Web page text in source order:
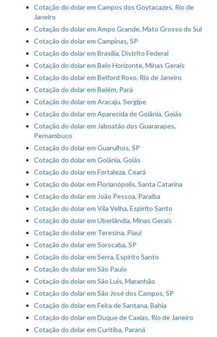
Cotação do dolar em Campos dos Goytacazes, Rio de
Janeiro
Cotação do dolar em Ampo Grande, Mato Grosso do Sul
Cotação do dolar em Campinas, SP
Cotação do dolar em Brasília, Distrito Federal
Cotação do dolar em Belo Horizonte, Minas Gerais
Cotação do dolar em Belford Roxo, Rio de Janeiro
Cotação do dolar em Belém, Pará
Cotação do dolar em Aracaju, Sergipe
Cotação do dolar em Aparecida de Goiânia, Goiás
Cotação do dolar em Jaboatão dos Guararapes,
Pernambuco
Cotação do dolar em Guarulhos, SP
Cotação do dolar em Goiânia, Goiás
Cotação do dolar em Fortaleza, Ceará
Cotação do dolar em Florianópolis, Santa Catarina
Cotação do dolar em João Pessoa, Paraíba
Cotação do dolar em Vila Velha, Espírito Santo
Cotação do dolar em Uberlândia, Minas Gerais
Cotação do dolar em Teresina, Piauí
Cotação do dolar em Sorocaba, SP
Cotação do dolar em Serra, Espírito Santo
Cotação do dolar em São Paulo
Cotação do dolar em São Luís, Maranhão
Cotação do dolar em São José dos Campos, SP
Cotação do dolar em Feira de Santana, Bahia
Cotação do dolar em Duque de Caxias, Rio de Janeiro
Cotação do dolar em Curitiba, Paraná